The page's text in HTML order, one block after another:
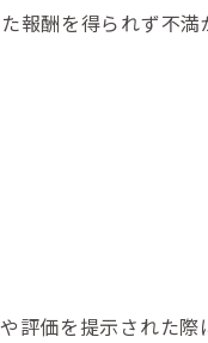
報酬を得られず不
評価を提示された